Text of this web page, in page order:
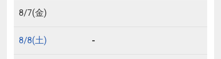
8/7(金)
8/8(土) -